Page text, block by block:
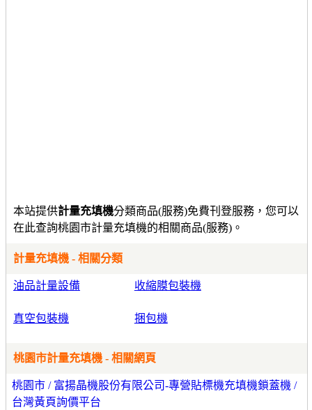
本站提供計量充填機分類商品(服務)免費刊登服務，您可以
在此查詢桃園市計量充填機的相關商品(服務)。
計量充填機 - 相關分類
油品計量設備 收縮膜包裝機
真空包裝機 捆包機
桃園市計量充填機 - 相關網頁
桃園市 / 富揚晶機股份有限公司-專營貼標機充填機鎖蓋機 /
台灣黃頁詢價平台